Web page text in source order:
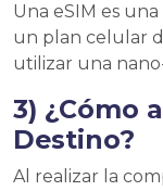
Una eSIM es
un plan celular
utilizar una
3) ¿Cómo
Destino?
Al realizar la